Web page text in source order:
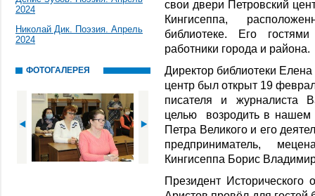
2024
Николай Дик. Поэзия. Апрель
2024
ФОТОГАЛЕРЕЯ
свои двери Петровский
Кингисеппа,
библиотеке. Его
работники города и района.
Директор библиотеки
центр был открыт 19
писателя и журналиста
целью возродить в нашем
Петра Великого и его
предприниматель,
Кингисеппа Борис
Президент